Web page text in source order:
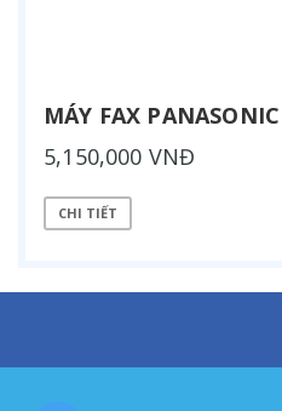
MÁY FAX
5,150,000 VNĐ
CHI TIẾT